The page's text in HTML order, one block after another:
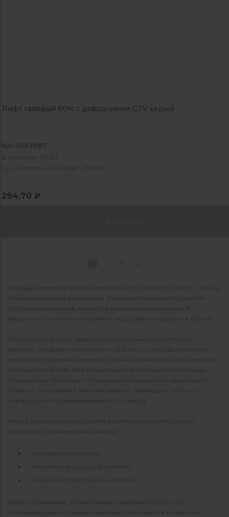
Лифт газовый 60N с доводчиком GTV серый
КА-1061987
В наличии - 27 шт
На центральном складе - 356 шт
294.70 ₽
2 4
Главные критерии выбора мебельного газового лифта — длина
и подъемная сила в ньютонах. Размеры подбирают с учетом
глубины шкафчиков, коробов диванов или кроватей. В
закрытом положении механизм не должен упираться в стенки.
От подъемной силы зависит максимальный вес элемента
мебели. Средние показатели — 10 N на 1 кг. Фасады кухонных
шкафов и подъемные кровати обычно оснащают несколькими
газовыми лифтами. Вес равномерно распределяется между
элементами. Несколько подъемных механизмов гарантируют
плавное открывание тяжелых дверей, защищают петли от
перегрузки и преждевременного износа.
Перед заказом также оцените комплектацию мебельной
фурнитуры. Минимальный набор:
накладки-крепления;
саморезы или другой крепеж;
механизм с доводчиком или без.
Ищете подъемник, совместимый с дверями без ручек,
открывающимися одним нажатием? Напишите в онлайн-чат.